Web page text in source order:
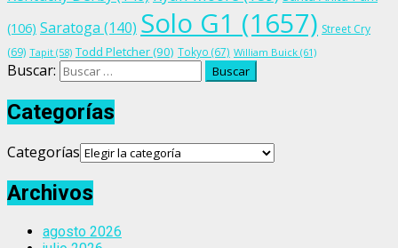
(106) Saratoga (140) Solo G1 (1657) Street Cry
(69) Tapit (58) Todd Pletcher(90) Tokyo (67) William Buick (61)
Buscar:
Categorías
Categorías
Archivos
agosto 2026